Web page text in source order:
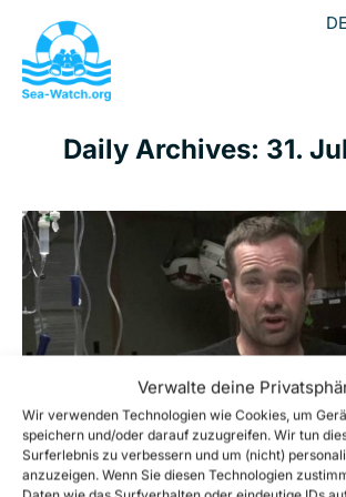
Verwalte deine
Wir verwenden Technologien wie Cookies, um
speichern und/oder darauf zuzugreifen. Wir tun
Surferlebnis zu verbessern und um (nicht)
anzuzeigen. Wenn Sie diesen Technologien
DE
Daily Archives: 31.